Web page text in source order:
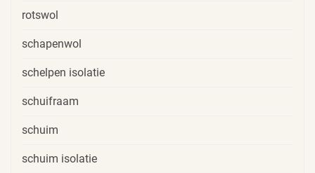
rotswol
schapenwol
schelpen isolatie
schuifraam
schuim
schuim isolatie